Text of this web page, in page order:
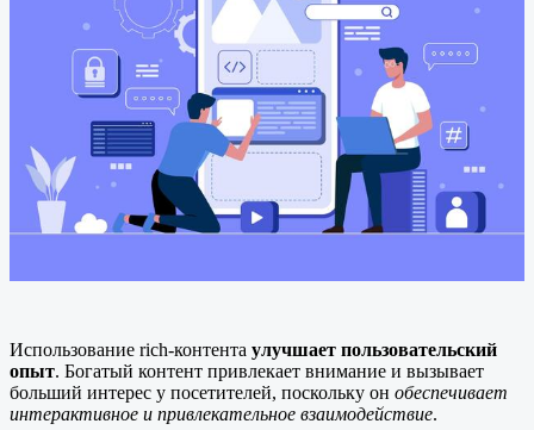
Использование rich-контента улучшает пользовательский
опыт. Богатый контент привлекает внимание и вызывает
больший интерес у посетителей, поскольку он обеспечивает
интерактивное и привлекательное взаимодействие.